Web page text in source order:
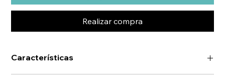
Realizar compra
Características